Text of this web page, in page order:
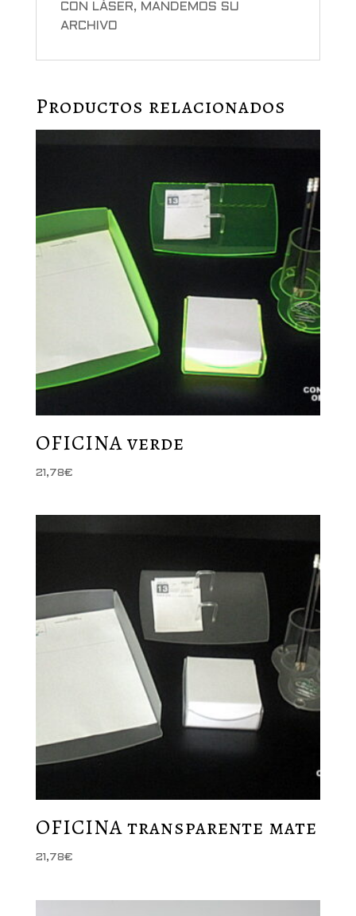
CON LÁSER, MANDEMOS SU
ARCHIVO
Productos relacionados
OFICINA verde
21,78€
OFICINA transparente mate
21,78€